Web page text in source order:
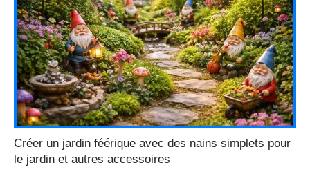
Créer un jardin féérique avec des nains simplets pour
le jardin et autres accessoires